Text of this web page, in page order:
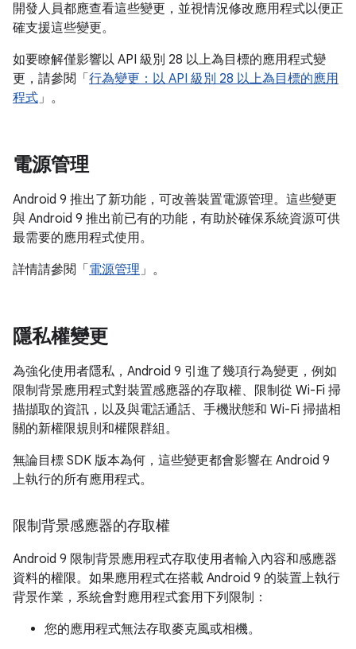
開發人員都應查看這些變更，並視情況修改應用程式以便正
確支援這些變更。
如要瞭解僅影響以 API 級別 28 以上為目標的應用程式變
更，請參閱「 行為變更：以 API 級別 28 以上為目標的應用
程式」。
電源管理
Android 9 推出了新功能，可改善裝置電源管理。這些變更
與 Android 9 推出前已有的功能，有助於確保系統資源可供
最需要的應用程式使用。
詳情請參閱「 電源管理」。
隱私權變更
為強化使用者隱私，Android 9 引進了幾項行為變更，例如
限制背景應用程式對裝置感應器的存取權、限制從 Wi-Fi 掃
描擷取的資訊，以及與電話通話、手機狀態和 Wi-Fi 掃描相
關的新權限規則和權限群組。
無論目標 SDK 版本為何，這些變更都會影響在 Android 9
上執行的所有應用程式。
限制背景感應器的存取權
Android 9 限制背景應用程式存取使用者輸入內容和感應器
資料的權限。如果應用程式在搭載 Android 9 的裝置上執行
背景作業，系統會對應用程式套用下列限制：
您的應用程式無法存取麥克風或相機。